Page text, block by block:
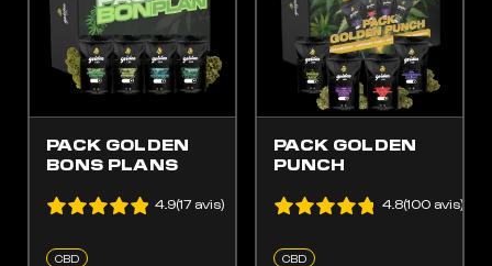
PACK GOLDEN
BONS PLANS
CBD
4.9(17 avis)
PACK GOLDEN
PUNCH
CBD
4.8(100 avis)